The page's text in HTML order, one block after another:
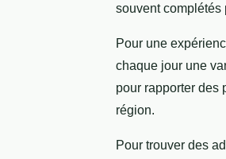
souvent complétés
Pour une
chaque jour une
pour rapporter des
région.
Pour trouver des